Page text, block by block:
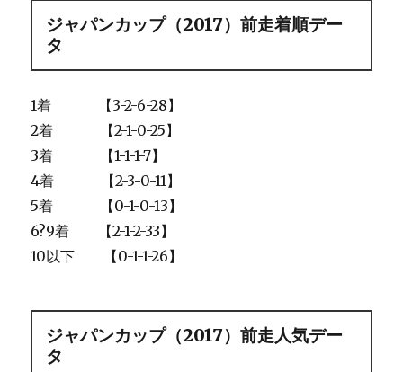
ジャパンカップ（2017）前走着順デー
タ
1着 【3-2-6-28】
2着 【2-1-0-25】
3着 【1-1-1-7】
4着 【2-3-0-11】
5着 【0-1-0-13】
6?9着 【2-1-2-33】
10以下 【0-1-1-26】
ジャパンカップ（2017）前走人気デー
タ